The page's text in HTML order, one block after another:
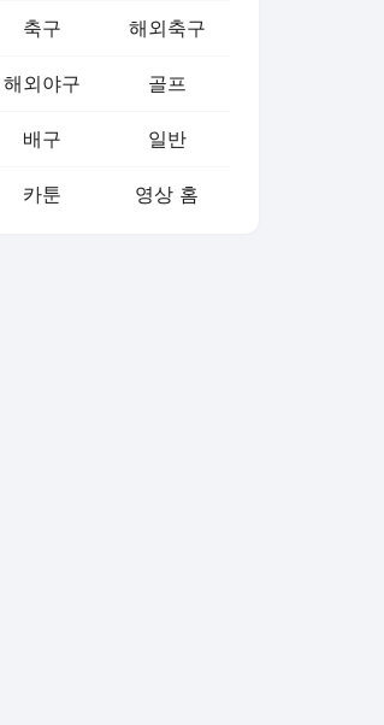
축구 해외축구
해외야구 골프
배구 일반
카툰 영상 홈